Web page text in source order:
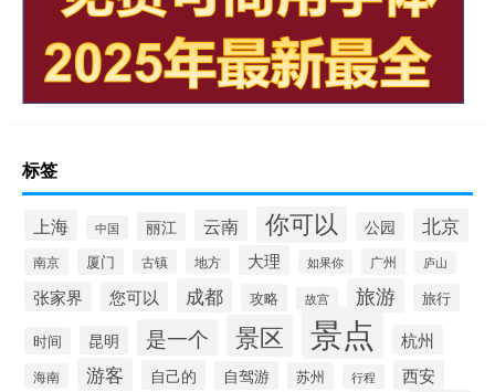
标签
上海 中国 丽江 云南 你可以 公园 北京
南京 厦门 古镇 地方 大理 如果你 广州 庐山
张家界 您可以 成都 攻略 故宫 旅游 旅行
时间 昆明 是一个 景区 景点 杭州
海南 游客 自己的 自驾游 苏州 行程 西安